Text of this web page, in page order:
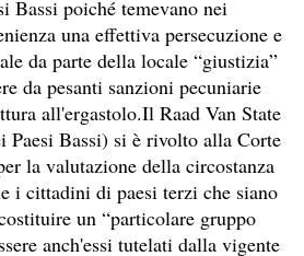
Bassi poiché temevano nei
una effettiva persecuzione e
da parte della locale “giustizia”
da pesanti sanzioni pecuniarie
all'ergastolo.Il Raad Van State
Paesi Bassi) si è rivolto alla Corte
la valutazione della circostanza
i cittadini di paesi terzi che siano
un “particolare gruppo
anch'essi tutelati dalla vigente